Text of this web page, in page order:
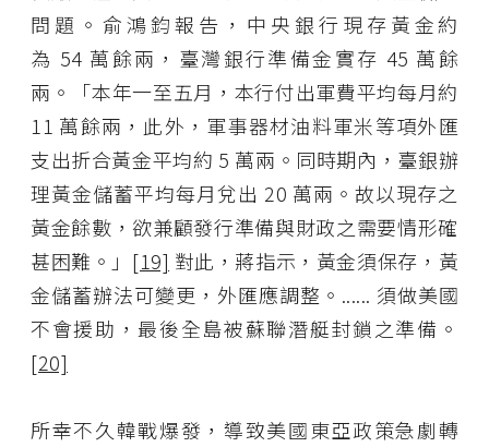
問題。俞鴻鈞報告，中央銀行現存黃金約
為 54 萬餘兩，臺灣銀行準備金實存 45 萬餘
兩。「本年一至五月，本行付出軍費平均每月約
11 萬餘兩，此外，軍事器材油料軍米等項外匯
支出折合黃金平均約 5 萬兩。同時期內，臺銀辦
理黃金儲蓄平均每月兌出 20 萬兩。故以現存之
黃金餘數，欲兼顧發行準備與財政之需要情形確
甚困難。」 [19] 對此，蔣指示，黃金須保存，黃
金儲蓄辦法可變更，外匯應調整。...... 須做美國
不會援助，最後全島被蘇聯潛艇封鎖之準備。
[20]
所幸不久韓戰爆發，導致美國東亞政策急劇轉